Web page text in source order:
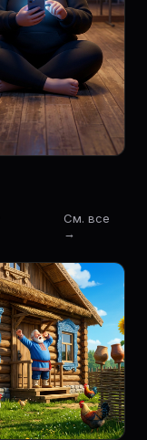
См. все
→